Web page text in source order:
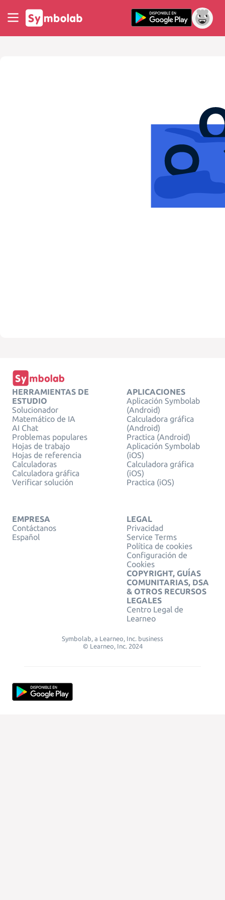
HERRAMIENTAS DE
ESTUDIO
Solucionador
Matemático de IA
AI Chat
Problemas populares
Hojas de trabajo
Hojas de referencia
Calculadoras
Calculadora gráfica
Verificar solución
APLICACIONES
Aplicación Symbolab
(Android)
Calculadora gráfica
(Android)
Practica (Android)
Aplicación Symbolab
(iOS)
Calculadora gráfica
(iOS)
Practica (iOS)
EMPRESA
Contáctanos
Español
LEGAL
Privacidad
Service Terms
Política de cookies
Configuración de
Cookies
COPYRIGHT, GUÍAS
COMUNITARIAS, DSA
& OTROS RECURSOS
LEGALES
Centro Legal de
Learneo
Symbolab, a Learneo, Inc. business
© Learneo, Inc. 2024